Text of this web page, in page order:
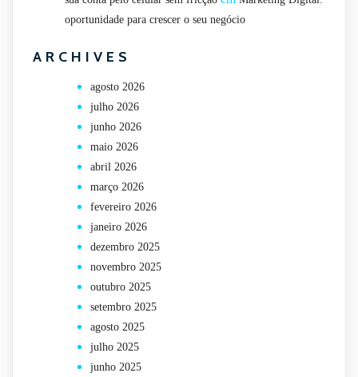
oportunidade para crescer o seu negócio
ARCHIVES
agosto 2026
julho 2026
junho 2026
maio 2026
abril 2026
março 2026
fevereiro 2026
janeiro 2026
dezembro 2025
novembro 2025
outubro 2025
setembro 2025
agosto 2025
julho 2025
junho 2025